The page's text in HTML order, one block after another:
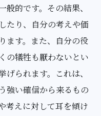
的です。その結果、
たり、自分の考えや価
ます。また、自分の役
の犠牲も厭わないとい
られます。これは、
強い確信から来るもの
考えに対して耳を傾け